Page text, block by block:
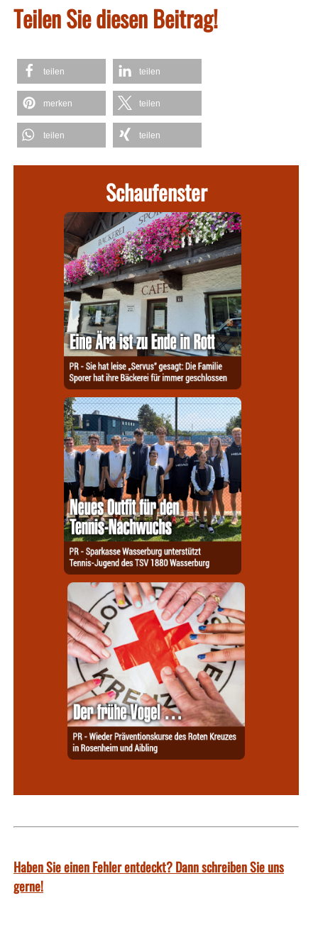
Teilen Sie diesen Beitrag!
teilen teilen
merken teilen
teilen teilen
Schaufenster
Haben Sie einen Fehler entdeckt? Dann schreiben Sie uns
gerne!